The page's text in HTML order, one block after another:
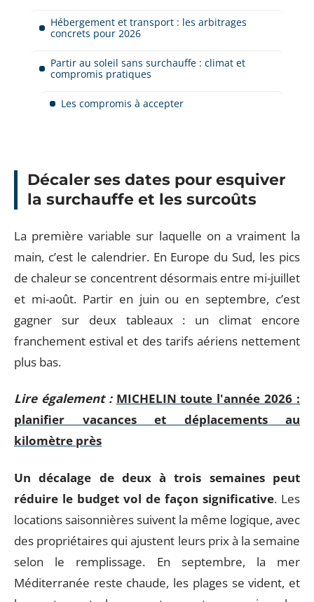
Hébergement et transport : les arbitrages
concrets pour 2026
Partir au soleil sans surchauffe : climat et
compromis pratiques
Les compromis à accepter
Décaler ses dates pour esquiver
la surchauffe et les surcoûts
La première variable sur laquelle on a vraiment la
main, c’est le calendrier. En Europe du Sud, les pics
de chaleur se concentrent désormais entre mi-juillet
et mi-août. Partir en juin ou en septembre, c’est
gagner sur deux tableaux : un climat encore
franchement estival et des tarifs aériens nettement
plus bas.
Lire également : MICHELIN toute l'année 2026 :
planifier vacances et déplacements au
kilomètre près
Un décalage de deux à trois semaines peut
réduire le budget vol de façon significative. Les
locations saisonnières suivent la même logique, avec
des propriétaires qui ajustent leurs prix à la semaine
selon le remplissage. En septembre, la mer
Méditerranée reste chaude, les plages se vident, et